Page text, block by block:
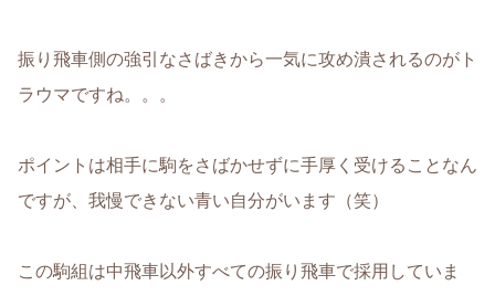
振り飛車側の強引なさばきから一気に攻め潰されるのがト
ラウマですね。。。
ポイントは相手に駒をさばかせずに手厚く受けることなん
ですが、我慢できない青い自分がいます（笑）
この駒組は中飛車以外すべての振り飛車で採用していま